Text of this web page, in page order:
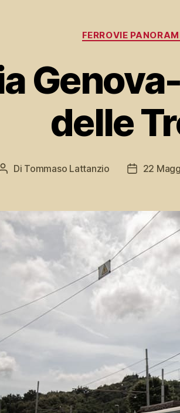
FERROVIE
delle
Autore
Di Tommaso Lattanzio
Data
22